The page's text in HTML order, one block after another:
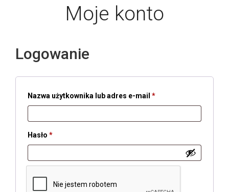
Moje konto
Logowanie
Nazwa użytkownika lub adres e-mail *Wymagane
Hasło *Wymagane